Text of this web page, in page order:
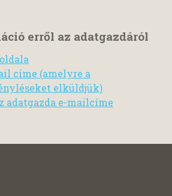
erről az adatgazdáról
címe (amelyre a
elküldjük)
adatgazda e-mailcíme